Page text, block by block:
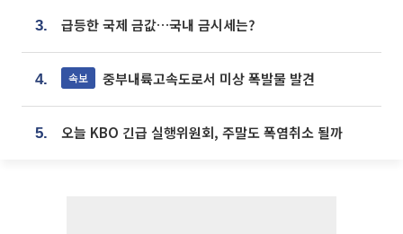
3. 급등한 국제 금값…국내 금시세는?
4. 속보 중부내륙고속도로서 미상 폭발물 발견
5. 오늘 KBO 긴급 실행위원회, 주말도 폭염취소 될까